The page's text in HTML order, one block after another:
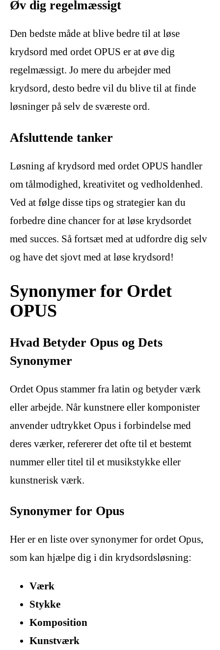
Øv dig regelmæssigt
Den bedste måde at blive bedre til at løse
krydsord med ordet OPUS er at øve dig
regelmæssigt. Jo mere du arbejder med
krydsord, desto bedre vil du blive til at finde
løsninger på selv de sværeste ord.
Afsluttende tanker
Løsning af krydsord med ordet OPUS handler
om tålmodighed, kreativitet og vedholdenhed.
Ved at følge disse tips og strategier kan du
forbedre dine chancer for at løse krydsordet
med succes. Så fortsæt med at udfordre dig selv
og have det sjovt med at løse krydsord!
Synonymer for Ordet
OPUS
Hvad Betyder Opus og Dets
Synonymer
Ordet Opus stammer fra latin og betyder værk
eller arbejde. Når kunstnere eller komponister
anvender udtrykket Opus i forbindelse med
deres værker, refererer det ofte til et bestemt
nummer eller titel til et musikstykke eller
kunstnerisk værk.
Synonymer for Opus
Her er en liste over synonymer for ordet Opus,
som kan hjælpe dig i din krydsordsløsning:
Værk
Stykke
Komposition
Kunstværk